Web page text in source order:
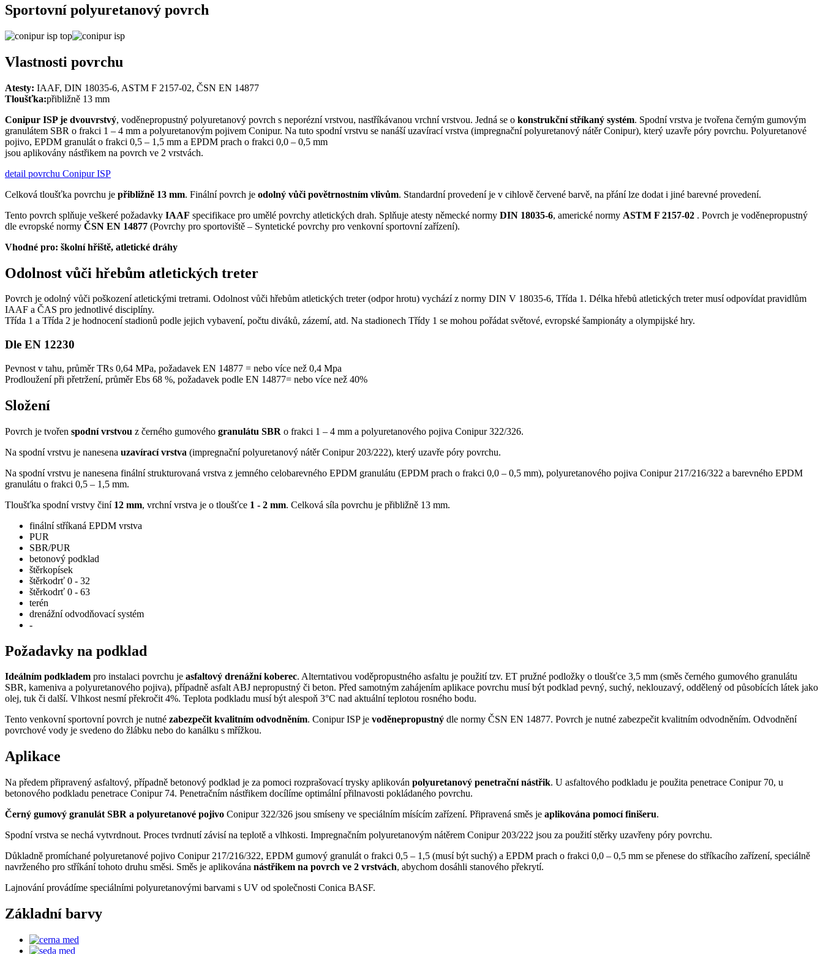
Sportovní polyuretanový povrch
Vlastnosti povrchu
Atesty: IAAF, DIN 18035-6, ASTM F 2157-02, ČSN EN 14877
Tloušťka:přibližně 13 mm
Conipur ISP je dvouvrstvý, voděnepropustný polyuretanový povrch s neporézní vrstvou, nastříkávanou vrchní vrstvou. Jedná se o konstrukční stříkaný systém. Spodní vrstva je tvořena černým gumovým
granulátem SBR o frakci 1 – 4 mm a polyuretanovým pojivem Conipur. Na tuto spodní vrstvu se nanáší uzavírací vrstva (impregnační polyuretanový nátěr Conipur), který uzavře póry povrchu. Polyuretanové
pojivo, EPDM granulát o frakci 0,5 – 1,5 mm a EPDM prach o frakci 0,0 – 0,5 mm
jsou aplikovány nástřikem na povrch ve 2 vrstvách.
detail povrchu Conipur ISP
Celková tloušťka povrchu je přibližně 13 mm. Finální povrch je odolný vůči povětrnostním vlivům. Standardní provedení je v cihlově červené barvě, na přání lze dodat i jiné barevné provedení.
Tento povrch splňuje veškeré požadavky IAAF specifikace pro umělé povrchy atletických drah. Splňuje atesty německé normy DIN 18035-6, americké normy ASTM F 2157-02 . Povrch je voděnepropustný
dle evropské normy ČSN EN 14877 (Povrchy pro sportoviště – Syntetické povrchy pro venkovní sportovní zařízení).
Vhodné pro: školní hřiště, atletické dráhy
Odolnost vůči hřebům atletických treter
Povrch je odolný vůči poškození atletickými tretrami. Odolnost vůči hřebům atletických treter (odpor hrotu) vychází z normy DIN V 18035-6, Třída 1. Délka hřebů atletických treter musí odpovídat pravidlům
IAAF a ČAS pro jednotlivé disciplíny.
Třída 1 a Třída 2 je hodnocení stadionů podle jejich vybavení, počtu diváků, zázemí, atd. Na stadionech Třídy 1 se mohou pořádat světové, evropské šampionáty a olympijské hry.
Dle EN 12230
Pevnost v tahu, průměr TRs 0,64 MPa, požadavek EN 14877 = nebo více než 0,4 Mpa
Prodloužení při přetržení, průměr Ebs 68 %, požadavek podle EN 14877= nebo více než 40%
Složení
Povrch je tvořen spodní vrstvou z černého gumového granulátu SBR o frakci 1 – 4 mm a polyuretanového pojiva Conipur 322/326.
Na spodní vrstvu je nanesena uzavírací vrstva (impregnační polyuretanový nátěr Conipur 203/222), který uzavře póry povrchu.
Na spodní vrstvu je nanesena finální strukturovaná vrstva z jemného celobarevného EPDM granulátu (EPDM prach o frakci 0,0 – 0,5 mm), polyuretanového pojiva Conipur 217/216/322 a barevného EPDM
granulátu o frakci 0,5 – 1,5 mm.
Tloušťka spodní vrstvy činí 12 mm, vrchní vrstva je o tloušťce 1 - 2 mm. Celková síla povrchu je přibližně 13 mm.
finální stříkaná EPDM vrstva
PUR
SBR/PUR
betonový podklad
štěrkopísek
štěrkodrť 0 - 32
štěrkodrť 0 - 63
terén
drenážní odvodňovací systém
-
Požadavky na podklad
Ideálním podkladem pro instalaci povrchu je asfaltový drenážní koberec. Alterntativou voděpropustného asfaltu je použití tzv. ET pružné podložky o tloušťce 3,5 mm (směs černého gumového granulátu
SBR, kameniva a polyuretanového pojiva), případně asfalt ABJ nepropustný či beton. Před samotným zahájením aplikace povrchu musí být podklad pevný, suchý, neklouzavý, oddělený od působících látek jako
olej, tuk či další. Vlhkost nesmí překročit 4%. Teplota podkladu musí být alespoň 3°C nad aktuální teplotou rosného bodu.
Tento venkovní sportovní povrch je nutné zabezpečit kvalitním odvodněním. Conipur ISP je voděnepropustný dle normy ČSN EN 14877. Povrch je nutné zabezpečit kvalitním odvodněním. Odvodnění
povrchové vody je svedeno do žlábku nebo do kanálku s mřížkou.
Aplikace
Na předem připravený asfaltový, případně betonový podklad je za pomoci rozprašovací trysky aplikován polyuretanový penetrační nástřik. U asfaltového podkladu je použita penetrace Conipur 70, u
betonového podkladu penetrace Conipur 74. Penetračním nástřikem docílíme optimální přilnavosti pokládaného povrchu.
Černý gumový granulát SBR a polyuretanové pojivo Conipur 322/326 jsou smíseny ve speciálním mísícím zařízení. Připravená směs je aplikována pomocí finišeru.
Spodní vrstva se nechá vytvrdnout. Proces tvrdnutí závisí na teplotě a vlhkosti. Impregnačním polyuretanovým nátěrem Conipur 203/222 jsou za použití stěrky uzavřeny póry povrchu.
Důkladně promíchané polyuretanové pojivo Conipur 217/216/322, EPDM gumový granulát o frakci 0,5 – 1,5 (musí být suchý) a EPDM prach o frakci 0,0 – 0,5 mm se přenese do stříkacího zařízení, speciálně
navrženého pro stříkání tohoto druhu směsi. Směs je aplikována nástřikem na povrch ve 2 vrstvách, abychom dosáhli stanového překrytí.
Lajnování provádíme speciálními polyuretanovými barvami s UV od společnosti Conica BASF.
Základní barvy